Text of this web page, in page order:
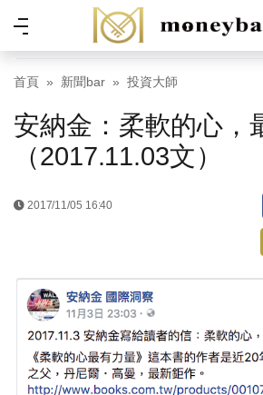
Skip to main content
功
能
表
首頁 新聞bar 投資大師
安納金：柔軟的心，
（2017.11.03文）
2017/11/05 16:40